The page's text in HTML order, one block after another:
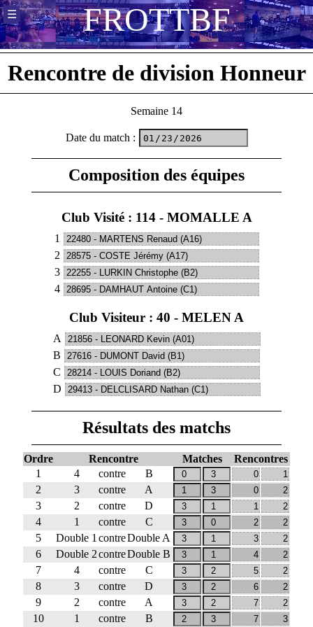
FROTTBF
☰
Rencontre de division Honneur
Semaine 14
Date du match :
Composition des équipes
Club Visité : 114 - MOMALLE A
1
2
3
4
Club Visiteur : 40 - MELEN A
A
B
C
D
Résultats des matchs
Ordre Rencontre Matches
Rencontres
1
4 contre
B
2
3 contre
A
3
2 contre
D
4
1 contre
C
5
Double 1 contreDouble A
6
Double 2contreDouble B
7
4 contre
C
8
3 contre
D
9
2 contre
A
10
1 contre B